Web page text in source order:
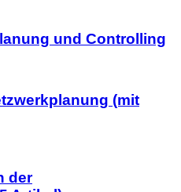
und Controlling
(mit
der